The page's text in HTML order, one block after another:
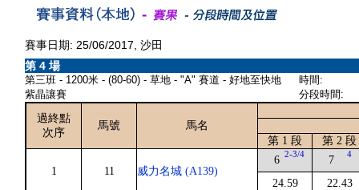
賽事日期: 25/06/2017, 沙田
第 4 場
第三班 - 1200米 - (80-60) - 草地 - "A" 賽道 - 好地至快地
紫晶讓賽
時間:
分段時間:
過終點
次序
馬號
馬名
第 1 段
第 2 段
1 11 威力名城 (A139)
6 2-3/4
24.59
7 4
22.43